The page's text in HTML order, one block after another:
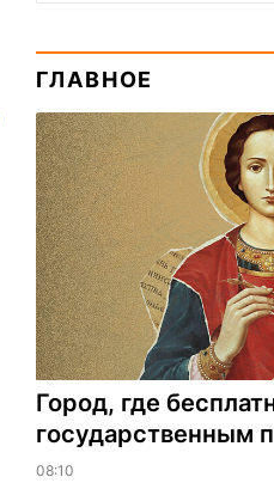
ГЛАВНОЕ
Город, где
государственным
08:10